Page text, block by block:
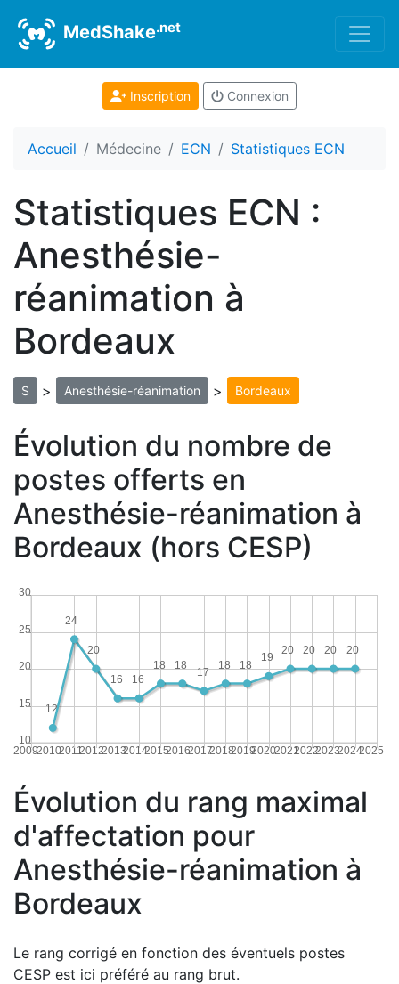
MedShake.net
Inscription Connexion
Accueil Médecine ECN Statistiques ECN
Statistiques ECN :
Anesthésie-
réanimation à
Bordeaux
S > Anesthésie-réanimation > Bordeaux
Évolution du nombre de
postes offerts en
Anesthésie-réanimation à
Bordeaux (hors CESP)
20092010201120122013201420152016201720182019202020212022202320242025
10
15
20
25
30
20
20
20
20
19
18
18
17
18
18
16
16
20
24
12
Évolution du rang maximal
d'affectation pour
Anesthésie-réanimation à
Bordeaux
Le rang corrigé en fonction des éventuels postes
CESP est ici préféré au rang brut.